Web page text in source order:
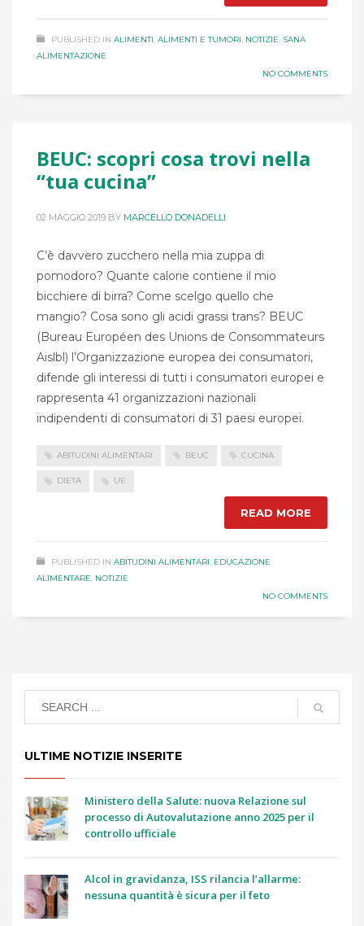
PUBLISHED IN ALIMENTI, ALIMENTI E TUMORI, NOTIZIE, SANA
ALIMENTAZIONE
NO COMMENTS
BEUC: scopri cosa trovi nella
“tua cucina”
02 MAGGIO 2019 BY MARCELLO DONADELLI
C’è davvero zucchero nella mia zuppa di
pomodoro? Quante calorie contiene il mio
bicchiere di birra? Come scelgo quello che
mangio? Cosa sono gli acidi grassi trans? BEUC
(Bureau Européen des Unions de Consommateurs
Aislbl) l’Organizzazione europea dei consumatori,
difende gli interessi di tutti i consumatori europei e
rappresenta 41 organizzazioni nazionali
indipendenti di consumatori di 31 paesi europei.
ABITUDINI ALIMENTARI BEUC CUCINA
DIETA UE
READ MORE
PUBLISHED IN ABITUDINI ALIMENTARI, EDUCAZIONE
ALIMENTARE, NOTIZIE
NO COMMENTS
ULTIME NOTIZIE INSERITE
Ministero della Salute: nuova Relazione sul
processo di Autovalutazione anno 2025 per il
controllo ufficiale
Alcol in gravidanza, ISS rilancia l’allarme:
nessuna quantità è sicura per il feto